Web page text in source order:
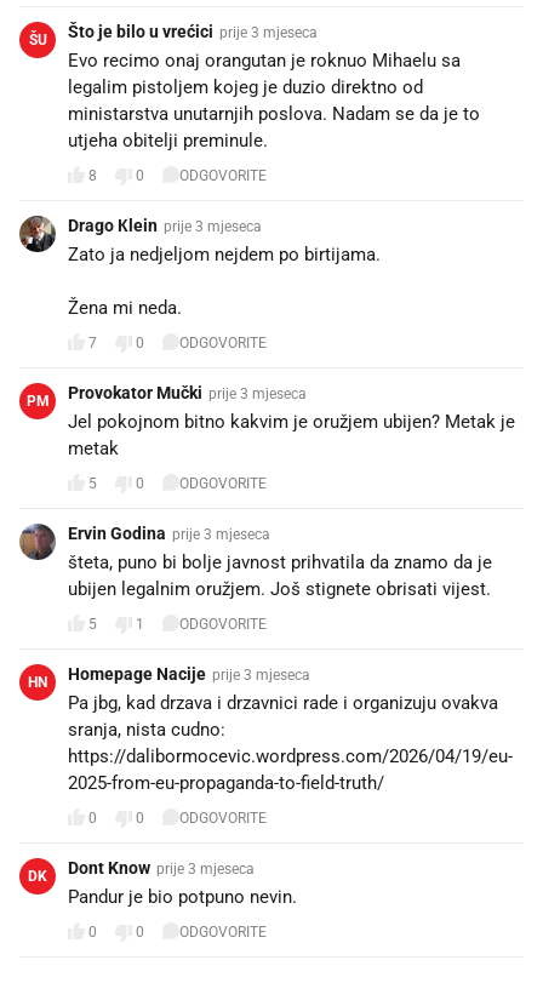
ŠU Što je bilo u vrećici prije 3 mjeseca
Evo recimo onaj orangutan je roknuo Mihaelu sa
legalim pistoljem kojeg je duzio direktno od
ministarstva unutarnjih poslova. Nadam se da je to
utjeha obitelji preminule.
8 0 ODGOVORITE
Drago Кlein prije 3 mjeseca
Zato ja nedjeljom nejdem po birtijama.
Žena mi neda.
7 0 ODGOVORITE
PM Provokator Mučki prije 3 mjeseca
Jel pokojnom bitno kakvim je oružjem ubijen? Metak je
metak
5 0 ODGOVORITE
Ervin Godina prije 3 mjeseca
šteta, puno bi bolje javnost prihvatila da znamo da je
ubijen legalnim oružjem. Još stignete obrisati vijest.
5 1 ODGOVORITE
HN Homepage Nacije prije 3 mjeseca
Pa jbg, kad drzava i drzavnici rade i organizuju ovakva
sranja, nista cudno:
https://dalibormocevic.wordpress.com/2026/04/19/eu-
2025-from-eu-propaganda-to-field-truth/
0 0 ODGOVORITE
DK Dont Know prije 3 mjeseca
Pandur je bio potpuno nevin.
0 0 ODGOVORITE